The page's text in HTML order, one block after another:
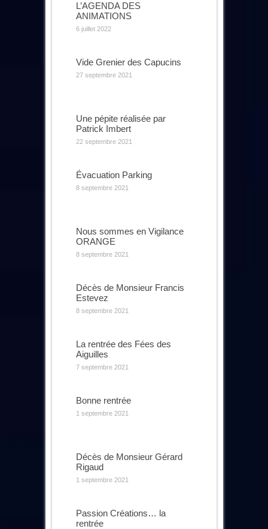
L’AGENDA DES
ANIMATIONS
6 juillet 2022
Vide Grenier des Capucins
27 septembre 2021
Une pépite réalisée par
Patrick Imbert
22 septembre 2021
Évacuation Parking
8 septembre 2021
Nous sommes en Vigilance
ORANGE
8 septembre 2021
Décès de Monsieur Francis
Estevez
8 septembre 2021
La rentrée des Fées des
Aiguilles
7 septembre 2021
Bonne rentrée
1 septembre 2021
Décès de Monsieur Gérard
Rigaud
1 septembre 2021
Passion Créations… la
rentrée